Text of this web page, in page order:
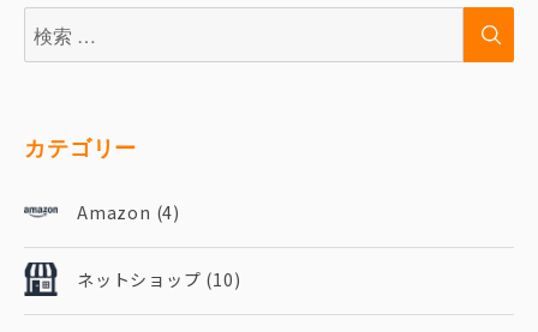
検
索:
検
カテゴリー
Amazon (4)
ネットショップ (10)